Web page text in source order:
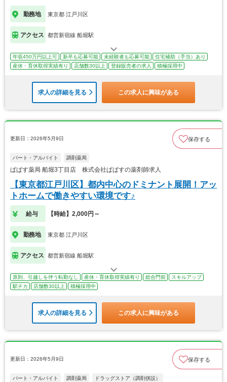
勤務地 東京都 江戸川区
アクセス 都営新宿線 船堀駅
年収450万円以上可 新卒も応募可能 未経験者も応募可能
住宅補助（手当）あり
産休・育休取得実績有り
店舗数30以上 登録販売者の求人 積極採用中
求人の詳細を見る この求人に興味がある
更新日：2026年5月9日 保存する
パート・アルバイト 調剤薬局
ぱぱす薬局 船堀3丁目店 株式会社ぱぱすの薬剤師求人
【東京都江戸川区】都内中心のドミナント展開！アッ
トホームで働きやすい環境です♪
給与 【時給】2,000円～
勤務地 東京都 江戸川区
アクセス 都営新宿線 船堀駅
原則、引越しを伴う転勤なし 産休・育休取得実績有り 総合門前
スキルアップ
駅チカ
店舗数30以上 積極採用中
求人の詳細を見る この求人に興味がある
更新日：2026年5月9日 保存する
パート・アルバイト 調剤薬局 ドラッグストア（調剤併設）